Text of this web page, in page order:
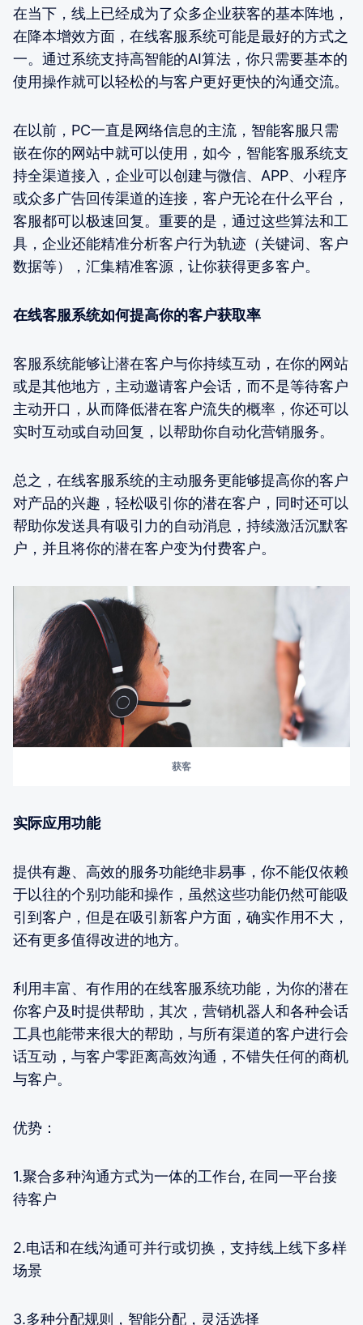
在当下，线上已经成为了众多企业获客的基本阵地，
在降本增效方面，在线客服系统可能是最好的方式之
一。通过系统支持高智能的AI算法，你只需要基本的
使用操作就可以轻松的与客户更好更快的沟通交流。
在以前，PC一直是网络信息的主流，智能客服只需
嵌在你的网站中就可以使用，如今，智能客服系统支
持全渠道接入，企业可以创建与微信、APP、小程序
或众多广告回传渠道的连接，客户无论在什么平台，
客服都可以极速回复。重要的是，通过这些算法和工
具，企业还能精准分析客户行为轨迹（关键词、客户
数据等），汇集精准客源，让你获得更多客户。
在线客服系统如何提高你的客户获取率
客服系统能够让潜在客户与你持续互动，在你的网站
或是其他地方，主动邀请客户会话，而不是等待客户
主动开口，从而降低潜在客户流失的概率，你还可以
实时互动或自动回复，以帮助你自动化营销服务。
总之，在线客服系统的主动服务更能够提高你的客户
对产品的兴趣，轻松吸引你的潜在客户，同时还可以
帮助你发送具有吸引力的自动消息，持续激活沉默客
户，并且将你的潜在客户变为付费客户。
获客
实际应用功能
提供有趣、高效的服务功能绝非易事，你不能仅依赖
于以往的个别功能和操作，虽然这些功能仍然可能吸
引到客户，但是在吸引新客户方面，确实作用不大，
还有更多值得改进的地方。
利用丰富、有作用的在线客服系统功能，为你的潜在
你客户及时提供帮助，其次，营销机器人和各种会话
工具也能带来很大的帮助，与所有渠道的客户进行会
话互动，与客户零距离高效沟通，不错失任何的商机
与客户。
优势：
1.聚合多种沟通方式为一体的工作台, 在同一平台接
待客户
2.电话和在线沟通可并行或切换，支持线上线下多样
场景
3.多种分配规则，智能分配，灵活选择